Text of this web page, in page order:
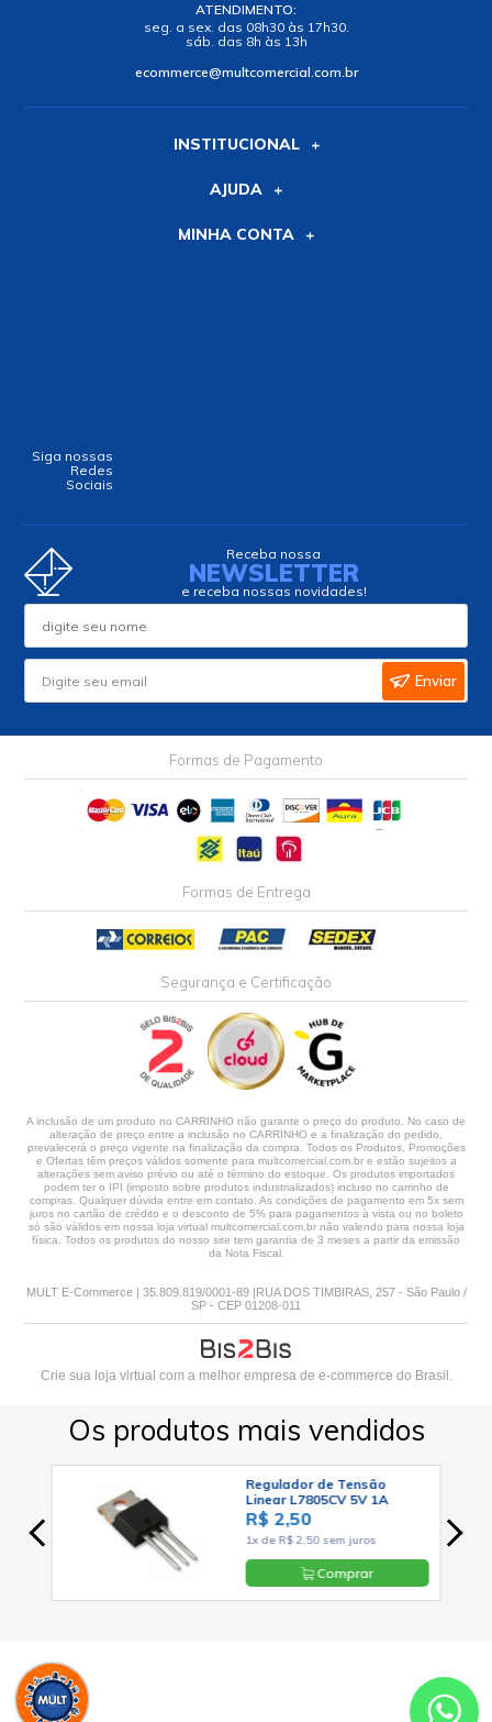
ATENDIMENTO:
seg. a sex. das 08h30 às 17h30.
sáb. das 8h às 13h
ecommerce@multcomercial.com.br
INSTITUCIONAL
AJUDA
MINHA CONTA
Siga nossas
Redes
Sociais
Receba nossa
NEWSLETTER
e receba nossas novidades!
Enviar
Formas de Pagamento
Formas de Entrega
Segurança e Certificação
A inclusão de um produto no CARRINHO não garante o preço do produto. No caso de
alteração de preço entre a inclusão no CARRINHO e a finalização do pedido,
prevalecerá o preço vigente na finalização da compra. Todos os Produtos, Promoções
e Ofertas têm preços válidos somente para multcomercial.com.br e estão sujeitos a
alterações sem aviso prévio ou até o término do estoque. Os produtos importados
podem ter o IPI (imposto sobre produtos industrializados) incluso no carrinho de
compras. Qualquer dúvida entre em contato. As condições de pagamento em 5x sem
juros no cartão de crédito e o desconto de 5% para pagamentos à vista ou no boleto
só são válidos em nossa loja virtual multcomercial.com.br não valendo para nossa loja
física. Todos os produtos do nosso site tem garantia de 3 meses a partir da emissão
da Nota Fiscal.
MULT E-Commerce | 35.809.819/0001-89 |RUA DOS TIMBIRAS, 257 - São Paulo /
SP - CEP 01208-011
Crie sua loja virtual com a melhor empresa de e-commerce do Brasil.
Os produtos mais vendidos
Regulador de Tensão
Linear L7805CV 5V 1A
Positivo TO-220 - Cód. Loja
03
R$ 2,50
1x de R$ 2,50 sem juros
Comprar